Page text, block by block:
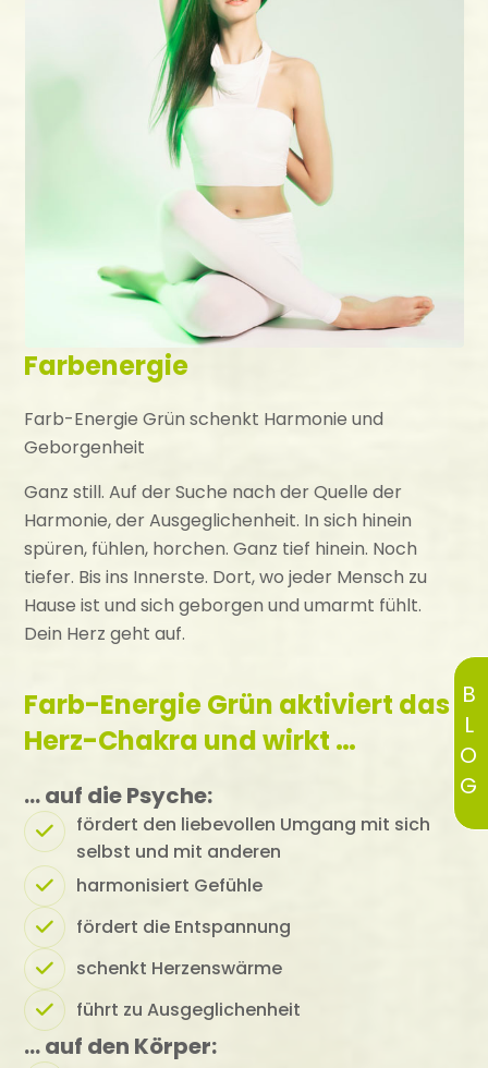
BLOG
Farbenergie
Farb-Energie Grün schenkt Harmonie und
Geborgenheit
Ganz still. Auf der Suche nach der Quelle der
Harmonie, der Ausgeglichenheit. In sich hinein
spüren, fühlen, horchen. Ganz tief hinein. Noch
tiefer. Bis ins Innerste. Dort, wo jeder Mensch zu
Hause ist und sich geborgen und umarmt fühlt.
Dein Herz geht auf.
Farb-Energie Grün aktiviert das
Herz-Chakra und wirkt …
… auf die Psyche:
fördert den liebevollen Umgang mit sich
selbst und mit anderen
harmonisiert Gefühle
fördert die Entspannung
schenkt Herzenswärme
führt zu Ausgeglichenheit
… auf den Körper: